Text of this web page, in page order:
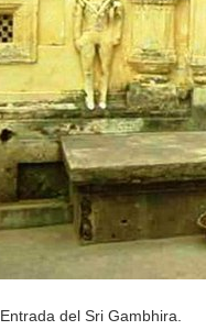
Entrada del Sri Gambhira.